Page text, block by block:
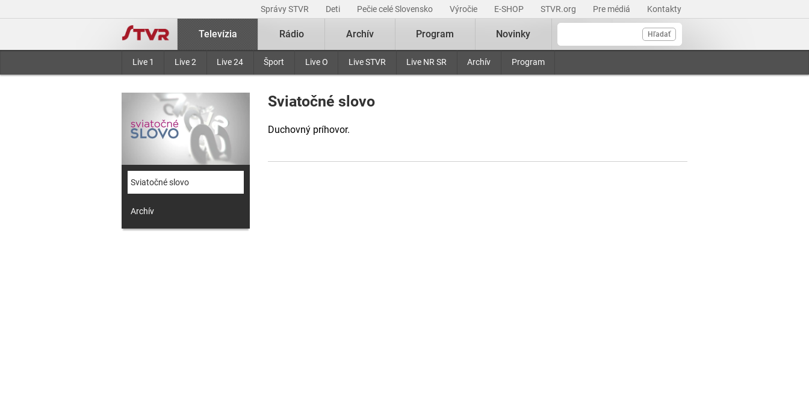
Správy STVR Deti Pečie celé Slovensko Výročie E-SHOP STVR.org Pre médiá Kontakty
Hľadať
Televízia
Live 1 Live 2 Live 24 Šport Live O Live STVR Live NR SR Archív Program
Rádio Archív Program Novinky
Sviatočné slovo
Archív
Sviatočné slovo
Duchovný príhovor.